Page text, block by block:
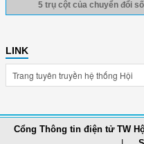
5 trụ cột của chuyển đổi
LINK
Cổng Thông tin điện tử TW